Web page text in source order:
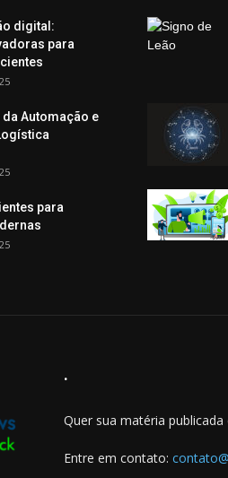
digital:
para
Automação e
para
.
Quer sua matéria
Entre em contato: